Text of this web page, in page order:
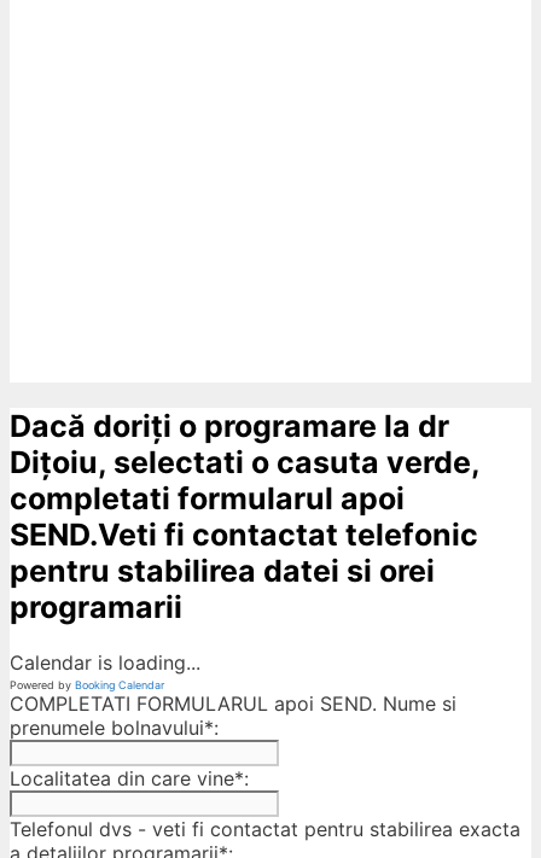
Dacă doriți o programare la dr
Dițoiu, selectati o casuta verde,
completati formularul apoi
SEND.Veti fi contactat telefonic
pentru stabilirea datei si orei
programarii
Calendar is loading...
Powered by Booking Calendar
COMPLETATI FORMULARUL apoi SEND. Nume si
prenumele bolnavului*:
Localitatea din care vine*:
Telefonul dvs - veti fi contactat pentru stabilirea exacta
a detaliilor programarii*: